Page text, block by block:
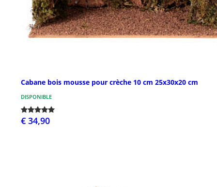
Cabane bois mousse pour crèche 10 cm 25x30x20 cm
DISPONIBLE
€ 34,90